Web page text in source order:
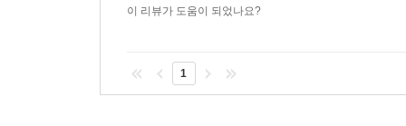
이 리뷰가 도움이 되었나요?
1